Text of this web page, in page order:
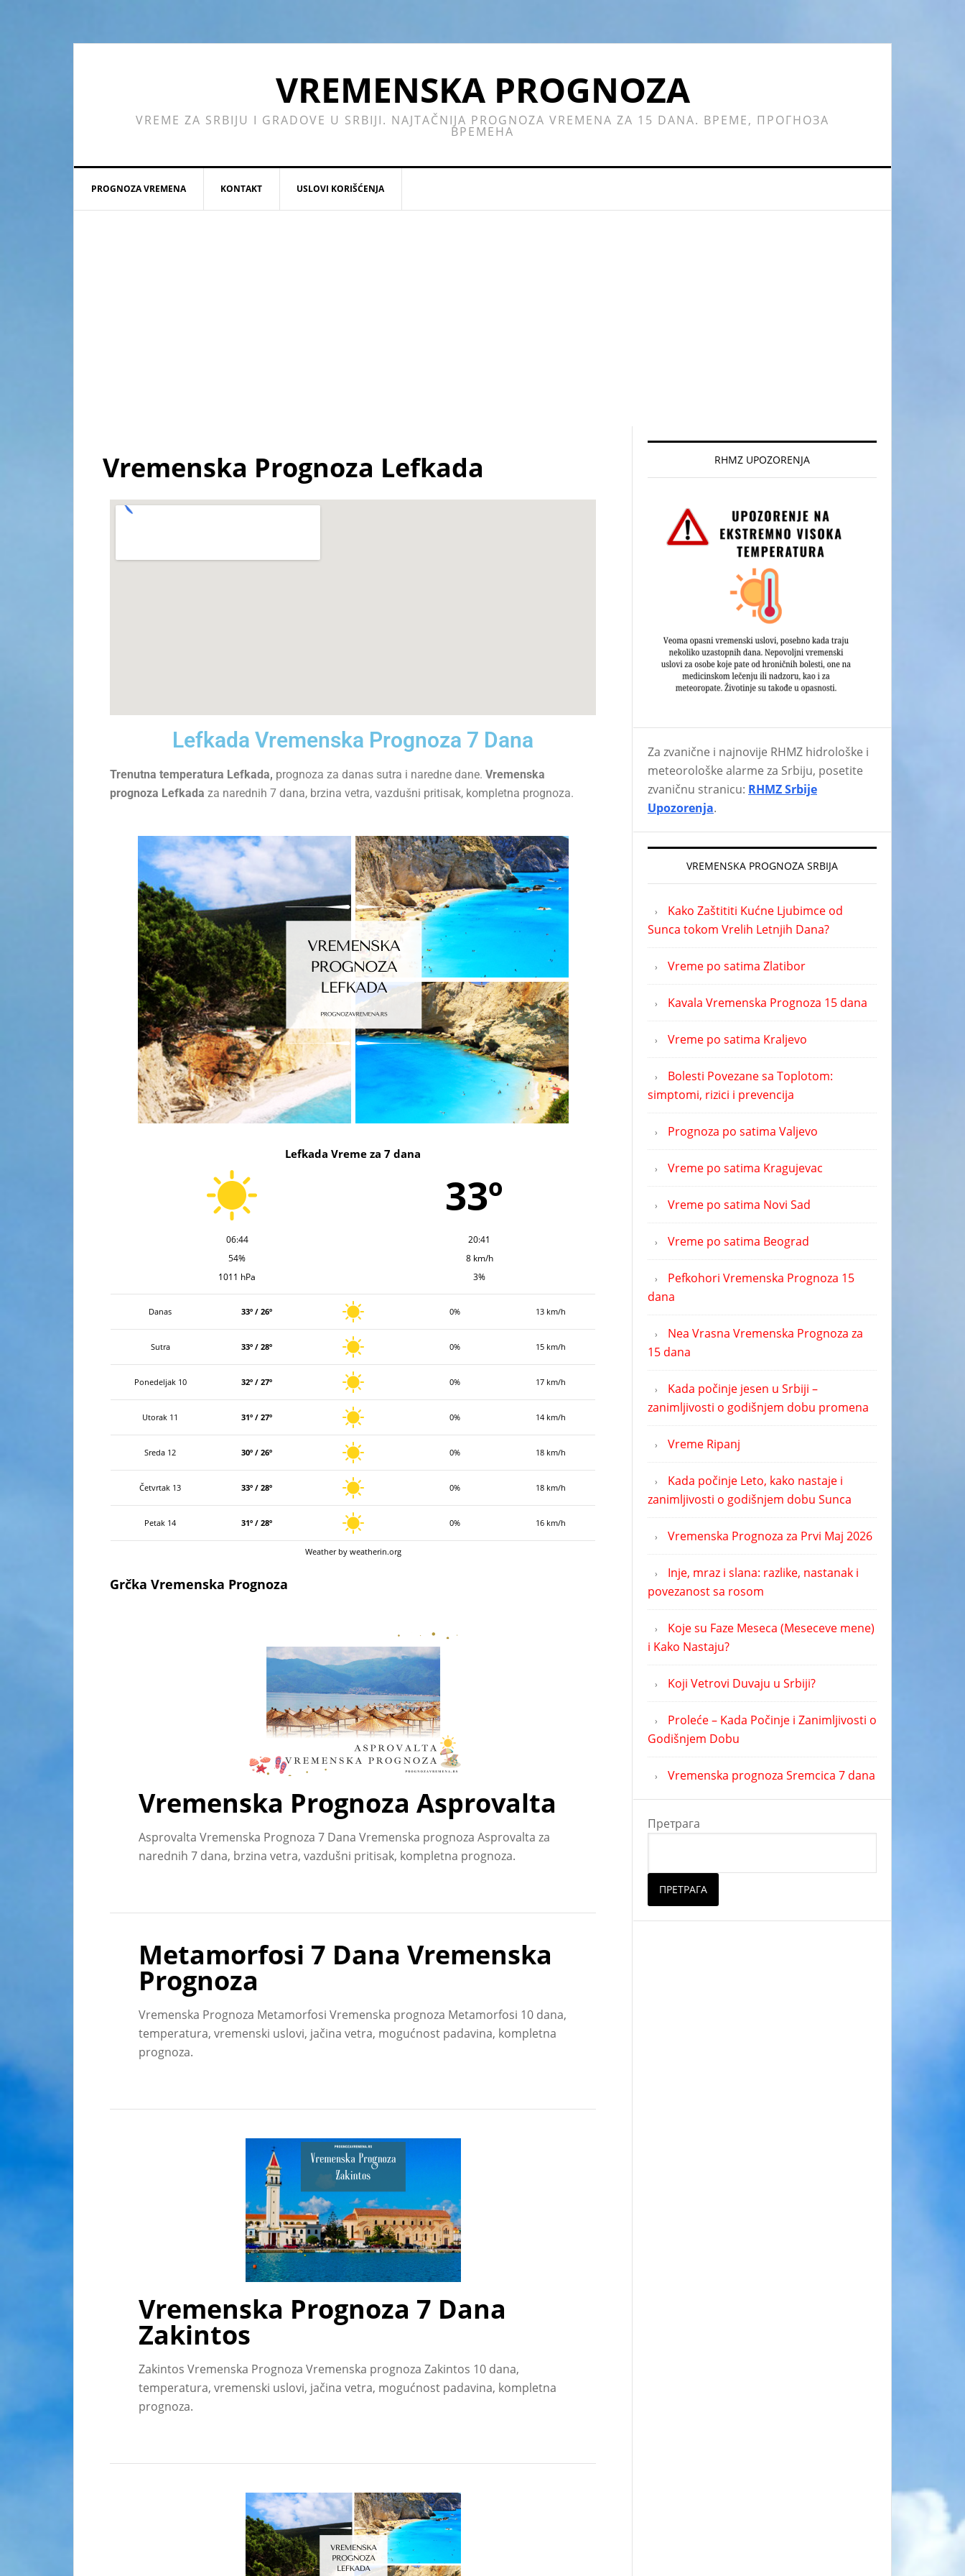
VREMENSKA PROGNOZA
VREME ZA SRBIJU I GRADOVE U SRBIJI. NAJTAČNIJA PROGNOZA VREMENA ZA 15 DANA. ВРЕМЕ, ПРОГНОЗА
ВРЕМЕНА
PROGNOZA VREMENA KONTAKT USLOVI KORIŠĆENJA
Vremenska Prognoza Lefkada
Lefkada Vremenska Prognoza 7 Dana
Trenutna temperatura Lefkada, prognoza za danas sutra i naredne dane. Vremenska
prognoza Lefkada za narednih 7 dana, brzina vetra, vazdušni pritisak, kompletna prognoza.
Lefkada Vreme za 7 dana
33º
06:44
20:41
54%
8 km/h
1011 hPa
3%
Danas 33º / 26º 0% 13 km/h
Sutra 33º / 28º 0% 15 km/h
Ponedeljak 10 32º / 27º 0% 17 km/h
Utorak 11 31º / 27º 0% 14 km/h
Sreda 12 30º / 26º 0% 18 km/h
Četvrtak 13 33º / 28º 0% 18 km/h
Petak 14 31º / 28º 0% 16 km/h
Weatherby weatherin.org
Grčka Vremenska Prognoza
Vremenska Prognoza Asprovalta
Asprovalta Vremenska Prognoza 7 Dana Vremenska prognoza Asprovalta za
narednih 7 dana, brzina vetra, vazdušni pritisak, kompletna prognoza.
Metamorfosi 7 Dana Vremenska
Prognoza
Vremenska Prognoza Metamorfosi Vremenska prognoza Metamorfosi 10 dana,
temperatura, vremenski uslovi, jačina vetra, mogućnost padavina, kompletna
prognoza.
Vremenska Prognoza 7 Dana
Zakintos
Zakintos Vremenska Prognoza Vremenska prognoza Zakintos 10 dana,
temperatura, vremenski uslovi, jačina vetra, mogućnost padavina, kompletna
prognoza.
RHMZ UPOZORENJA
Za zvanične i najnovije RHMZ hidrološke i
meteorološke alarme za Srbiju, posetite
zvaničnu stranicu: RHMZ Srbije
Upozorenja.
VREMENSKA PROGNOZA SRBIJA
Kako Zaštititi Kućne Ljubimce od
Sunca tokom Vrelih Letnjih Dana?
Vreme po satima Zlatibor
Kavala Vremenska Prognoza 15 dana
Vreme po satima Kraljevo
Bolesti Povezane sa Toplotom:
simptomi, rizici i prevencija
Prognoza po satima Valjevo
Vreme po satima Kragujevac
Vreme po satima Novi Sad
Vreme po satima Beograd
Pefkohori Vremenska Prognoza 15
dana
Nea Vrasna Vremenska Prognoza za
15 dana
Kada počinje jesen u Srbiji –
zanimljivosti o godišnjem dobu promena
Vreme Ripanj
Kada počinje Leto, kako nastaje i
zanimljivosti o godišnjem dobu Sunca
Vremenska Prognoza za Prvi Maj 2026
Inje, mraz i slana: razlike, nastanak i
povezanost sa rosom
Koje su Faze Meseca (Meseceve mene)
i Kako Nastaju?
Koji Vetrovi Duvaju u Srbiji?
Proleće – Kada Počinje i Zanimljivosti o
Godišnjem Dobu
Vremenska prognoza Sremcica 7 dana
Претрага
ПРЕТРАГА